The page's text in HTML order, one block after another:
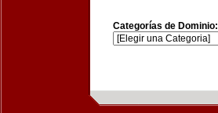
Categorías de Dominio: